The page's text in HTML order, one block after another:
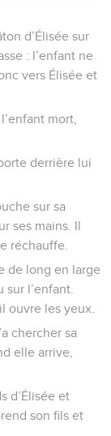
d’Élisée sur
: l’enfant ne
vers Élisée et
mort,
derrière lui
sur sa
ses mains. Il
réchauffe.
de long en large
l’enfant.
ouvre les yeux.
chercher sa
elle arrive,
d’Élisée et
son fils et